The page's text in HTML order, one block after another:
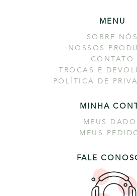
MENU
SOBRE NÓS
NOSSOS
CONTATO
TROCAS E
POLÍTICA DE
MINHA
MEUS
MEUS
FALE